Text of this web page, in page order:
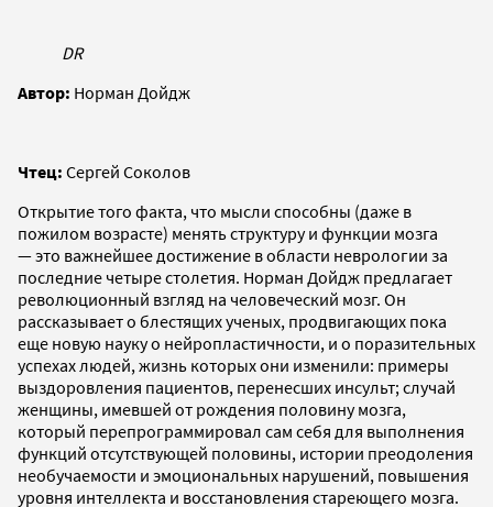
DR
Автор: Норман Дойдж
Чтец: Сергей Соколов
Открытие того факта, что мысли способны (даже в
пожилом возрасте) менять структуру и функции мозга
— это важнейшее достижение в области неврологии за
последние четыре столетия. Норман Дойдж предлагает
революционный взгляд на человеческий мозг. Он
рассказывает о блестящих ученых, продвигающих пока
еще новую науку о нейропластичности, и о поразительных
успехах людей, жизнь которых они изменили: примеры
выздоровления пациентов, перенесших инсульт; случай
женщины, имевшей от рождения половину мозга,
который перепрограммировал сам себя для выполнения
функций отсутствующей половины, истории преодоления
необучаемости и эмоциональных нарушений, повышения
уровня интеллекта и восстановления стареющего мозга.